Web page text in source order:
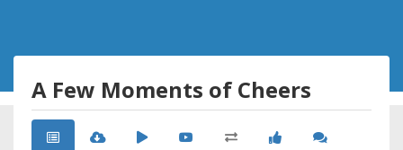
A Few Moments of Cheers